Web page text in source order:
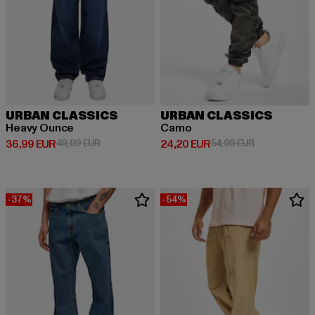
URBAN CLASSICS
Heavy Ounce
36,99 EUR
Derzeitiger Preis: 36,99 EUR
49,99 EURAktionspreis: 49,99 EUR
URBAN CLASSICS
Camo
24,20 EUR
Derzeitiger Preis: 24,20 EUR
54,99 EURAktionspreis:
-37% -54%